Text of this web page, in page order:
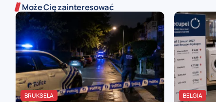
Może Cię zainteresować
BRUKSELA BELGIA